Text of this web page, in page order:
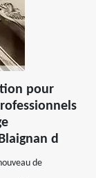
pour
d
de